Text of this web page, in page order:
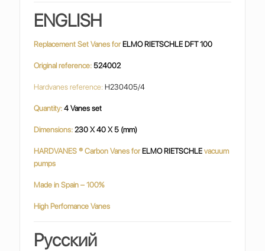
ENGLISH
Replacement Set Vanes forELMO RIETSCHLE DFT 100
Original reference:524002
Hardvanes reference: H230405/4
Quantity: 4 Vanes set
Dimensions:230 X 40 X 5 (mm)
HARDVANES ® Carbon Vanes forELMO RIETSCHLE vacuum
pumps
Made in Spain – 100%
High Perfomance Vanes
Русский